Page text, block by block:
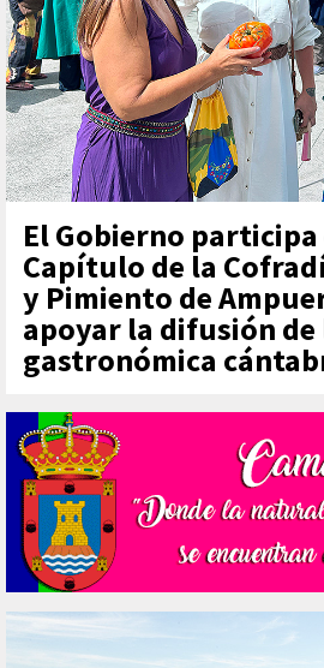
El Gobierno participa
Capítulo de la
y Pimiento de
apoyar la difusión de
gastronómica